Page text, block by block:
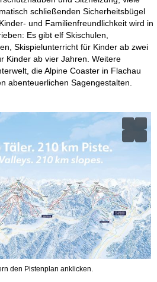
schließenden Sicherheitsbügel
und Familienfreundlichkeit wird in
Es gibt elf Skischulen,
Skispielunterricht für Kinder ab zwei
Kinder ab vier Jahren. Weitere
die Alpine Coaster in Flachau
abenteuerlichen Sagengestalten.
den Pistenplan anklicken.